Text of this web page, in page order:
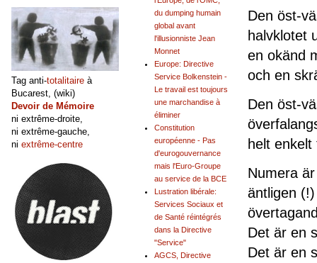
Den öst-
halvklotet
en okänd
och en
Den öst-
helt
Numera
äntligen
Det är en
Det är en
du dumping humain
global avant
l'illusionniste Jean
Monnet
Europe: Directive
Service Bolkenstein -
Le travail est toujours
une marchandise à
éliminer
Constitution
européenne - Pas
d'eurogouvernance
mais l'Euro-Groupe
au service de la BCE
Lustration libérale:
Services Sociaux et
de Santé réintégrés
dans la Directive
"Service"
AGCS, Directive
Tag anti-totalitaire à
Bucarest, (wiki)
Devoir de Mémoire
ni extrême-droite,
ni extrême-gauche,
ni extrême-centre